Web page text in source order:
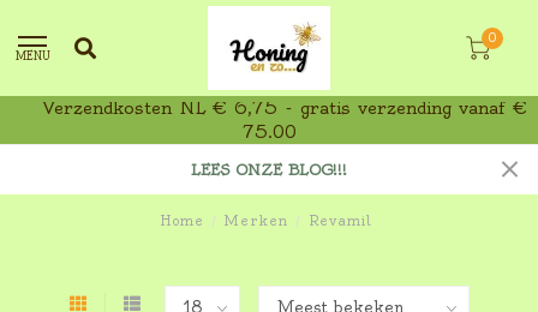
MENU
0
Verzendkosten NL € 6,75 - gratis verzending vanaf €
75,00
LEES ONZE BLOG!!!
Home / Merken / Revamil